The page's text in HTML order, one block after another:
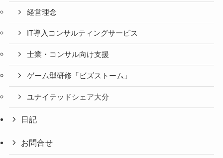
経営理念
IT導入コンサルティングサービス
士業・コンサル向け支援
ゲーム型研修「ビズストーム」
ユナイテッドシェア大分
日記
お問合せ